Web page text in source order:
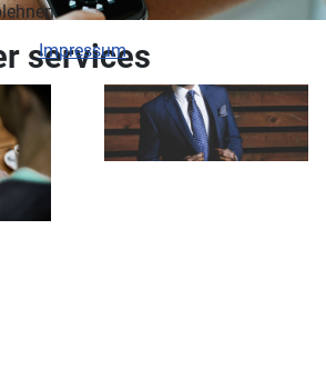
services
Impressum